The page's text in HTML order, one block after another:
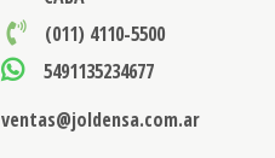
(011) 4110-5500
5491135234677
ventas@joldensa.com.ar